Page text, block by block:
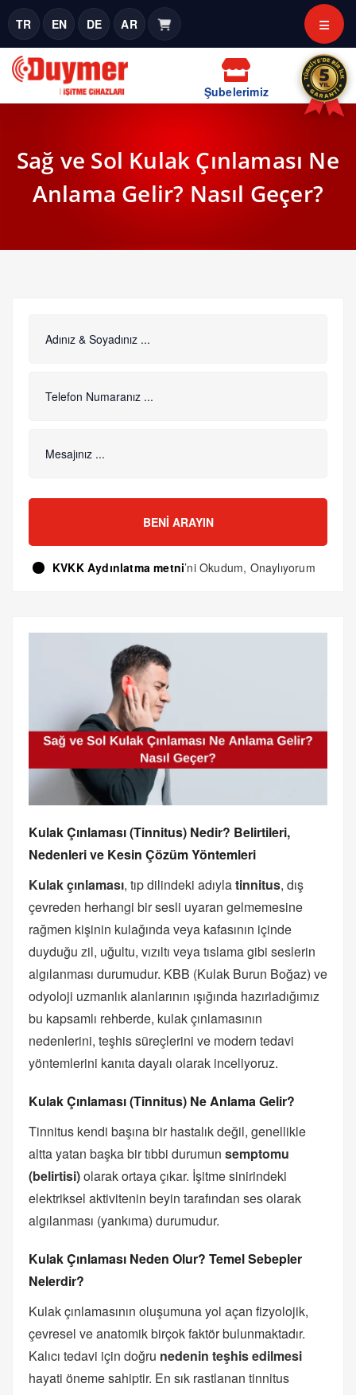
TR EN DE AR
Şubelerimiz
Sağ ve Sol Kulak Çınlaması Ne
Anlama Gelir? Nasıl Geçer?
BENI ARAYIN
KVKK Aydınlatma metni’ni Okudum, Onaylıyorum
Kulak Çınlaması (Tinnitus) Nedir? Belirtileri,
Nedenleri ve Kesin Çözüm Yöntemleri
Kulak çınlaması, tıp dilindeki adıylatinnitus, dış
çevreden herhangi bir sesli uyaran gelmemesine
rağmen kişinin kulağında veya kafasının içinde
duyduğu zil, uğultu, vızıltı veya tıslama gibi seslerin
algılanması durumudur. KBB (Kulak Burun Boğaz) ve
odyoloji uzmanlık alanlarının ışığında hazırladığımız
bu kapsamlı rehberde, kulak çınlamasının
nedenlerini, teşhis süreçlerini ve modern tedavi
yöntemlerini kanıta dayalı olarak inceliyoruz.
Kulak Çınlaması (Tinnitus) Ne Anlama Gelir?
Tinnitus kendi başına bir hastalık değil, genellikle
altta yatan başka bir tıbbi durumun semptomu
(belirtisi)olarak ortaya çıkar. İşitme sinirindeki
elektriksel aktivitenin beyin tarafından ses olarak
algılanması (yankıma) durumudur.
Kulak Çınlaması Neden Olur? Temel Sebepler
Nelerdir?
Kulak çınlamasının oluşumuna yol açan fizyolojik,
çevresel ve anatomik birçok faktör bulunmaktadır.
Kalıcı tedavi için doğru nedenin teşhis edilmesi
hayati öneme sahiptir. En sık rastlanan tinnitus